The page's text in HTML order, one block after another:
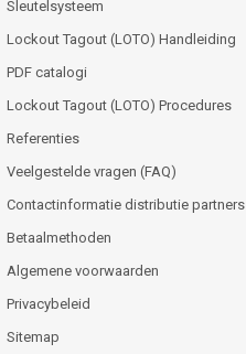
Sleutelsysteem
Lockout Tagout (LOTO) Handleiding
PDF catalogi
Lockout Tagout (LOTO) Procedures
Referenties
Veelgestelde vragen (FAQ)
Contactinformatie distributie partners
Betaalmethoden
Algemene voorwaarden
Privacybeleid
Sitemap